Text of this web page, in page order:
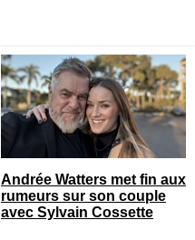
Andrée Watters met fin aux
rumeurs sur son couple
avec Sylvain Cossette